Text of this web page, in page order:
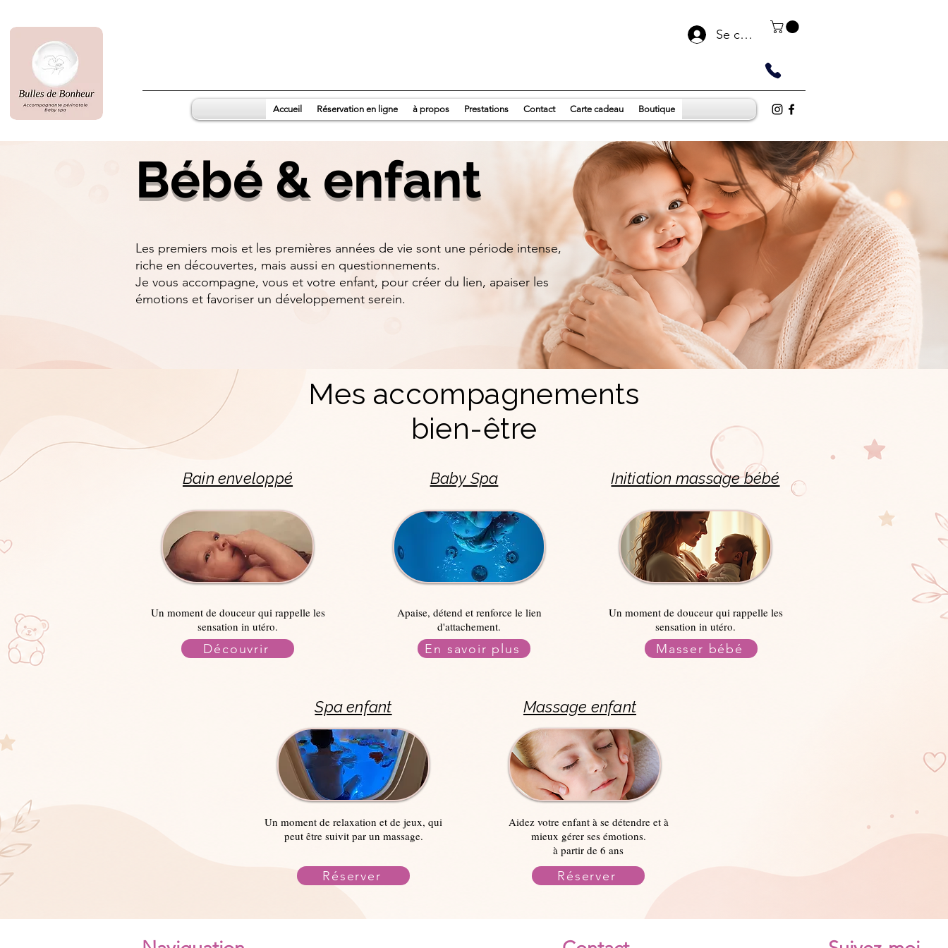
Se connecter
Accueil Réservation en ligne à propos Prestations Contact Carte cadeau Boutique
Bébé & enfant
Les premiers mois et les premières années de vie sont une période intense,
riche en découvertes, mais aussi en questionnements.
Je vous accompagne, vous et votre enfant, pour créer du lien, apaiser les
émotions et favoriser un développement serein.
Mes accompagnements
bien-être
Bain enveloppé
Découvrir
Un moment de douceur qui rappelle les
sensation in utéro.
Baby Spa
En savoir plus
Apaise, détend et renforce le lien
d'attachement.
Initiation massage bébé
Masser bébé
Un moment de douceur qui rappelle les
sensation in utéro.
Spa enfant
Réserver
Un moment de relaxation et de jeux, qui
peut être suivit par un massage.
Massage enfant
Réserver
Aidez votre enfant à se détendre et à
mieux gérer ses émotions.
à partir de 6 ans